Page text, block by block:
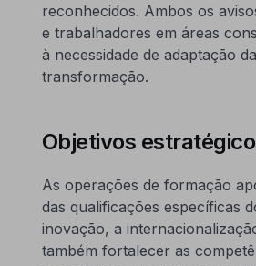
reconhecidos. Ambos os
e trabalhadores em áreas
à necessidade de adaptação
transformação.
Objetivos
As operações de formação
das qualificações específicas
inovação, a
também fortalecer as